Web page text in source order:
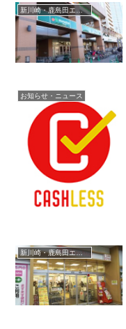
新川崎・鹿島田エリア
お知らせ・ニュース
新川崎・鹿島田エリア